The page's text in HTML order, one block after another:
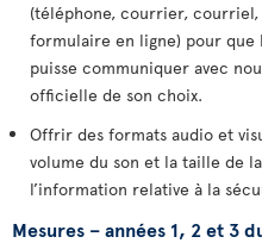
(téléphone, courrier, courriel,
formulaire en ligne) pour que
puisse communiquer avec
officielle de son choix.
Offrir des formats audio et
volume du son et la taille de
l’information relative à la
Mesures – années 1, 2 et 3